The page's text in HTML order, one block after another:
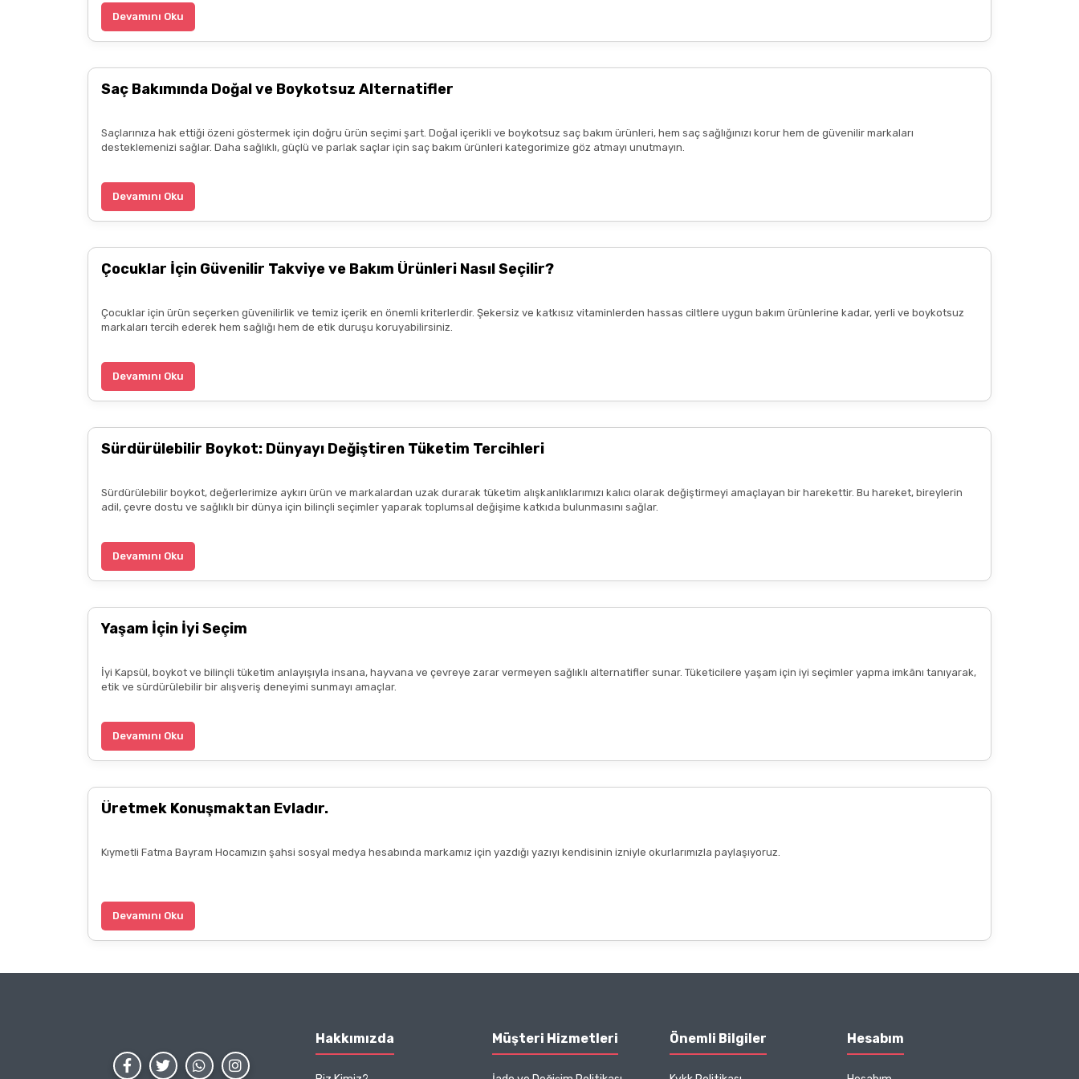
İlk alışverişimdi,çok memnun kaldım. Kargom hızlı geldi,özenli paketlenmişti.
Fiyatları piyasadan araştıranlar farkedecektir benim aldıklarım burada daha
k... ö... | 20/05/2025
3.alışverişim çok memnunum boykot hassasiyeti ilk tercih sebebimdi iletişim ve
ürün hakkında detaylı bilgiler hızlı kargo bütün işleyiş çok güzel
B... P... | 11/04/2025
diliyorum.
Zeynep Akgöz | 25/03/2025
teşekkür ediyorum. Herkesin emeğine sağlık :)
Zeynep Akgöz | 25/03/2025
Deneyimini Paylaş
Devamını Oku
Saç Bakımında Doğal ve Boykotsuz Alternatifler
Saçlarınıza hak ettiği özeni göstermek için doğru ürün seçimi şart. Doğal içerikli ve boykotsuz saç bakım ürünleri, hem saç sağlığınızı korur hem de güvenilir markaları
desteklemenizi sağlar. Daha sağlıklı, güçlü ve parlak saçlar için saç bakım ürünleri kategorimize göz atmayı unutmayın.
Devamını Oku
Çocuklar İçin Güvenilir Takviye ve Bakım Ürünleri Nasıl Seçilir?
Çocuklar için ürün seçerken güvenilirlik ve temiz içerik en önemli kriterlerdir. Şekersiz ve katkısız vitaminlerden hassas ciltlere uygun bakım ürünlerine kadar, yerli ve boykotsuz
markaları tercih ederek hem sağlığı hem de etik duruşu koruyabilirsiniz.
Devamını Oku
Sürdürülebilir Boykot: Dünyayı Değiştiren Tüketim Tercihleri
Sürdürülebilir boykot, değerlerimize aykırı ürün ve markalardan uzak durarak tüketim alışkanlıklarımızı kalıcı olarak değiştirmeyi amaçlayan bir harekettir. Bu hareket, bireylerin
adil, çevre dostu ve sağlıklı bir dünya için bilinçli seçimler yaparak toplumsal değişime katkıda bulunmasını sağlar.
Devamını Oku
Yaşam İçin İyi Seçim
İyi Kapsül, boykot ve bilinçli tüketim anlayışıyla insana, hayvana ve çevreye zarar vermeyen sağlıklı alternatifler sunar. Tüketicilere yaşam için iyi seçimler yapma imkânı tanıyarak,
etik ve sürdürülebilir bir alışveriş deneyimi sunmayı amaçlar.
Devamını Oku
Üretmek Konuşmaktan Evladır.
Kıymetli Fatma Bayram Hocamızın şahsi sosyal medya hesabında markamız için yazdığı yazıyı kendisinin izniyle okurlarımızla paylaşıyoruz.
Devamını Oku
Hakkımızda Müşteri Hizmetleri Önemli Bilgiler Hesabım